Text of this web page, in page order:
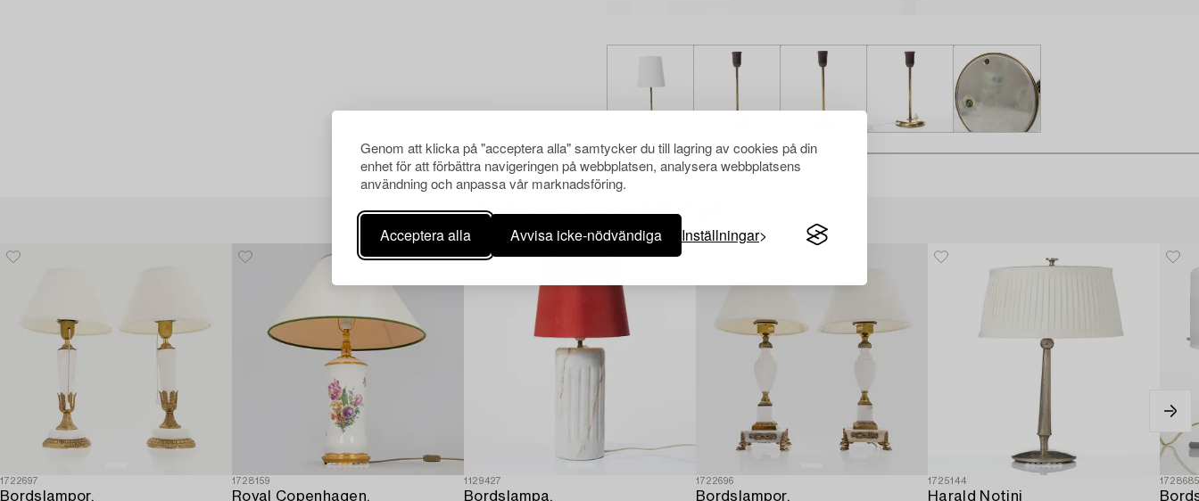
Genom att klicka på "acceptera alla" samtycker du till lagring av cookies på din
enhet för att förbättra navigeringen på webbplatsen, analysera webbplatsens
användning och anpassa vår marknadsföring.
Acceptera alla Avvisa icke-nödvändiga Inställningar
Andra har även tittat på
1722697
Bordslampor,
1728159
Royal Copenhagen,
1129427
Bordslampa,
1722696
Bordslampor,
1725144
Harald Notini